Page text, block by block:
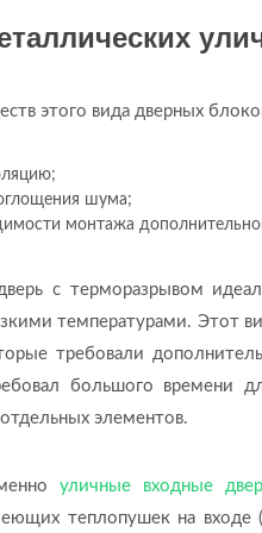
этого вида дверных
шума;
монтажа
с терморазрывом
температурами. Этот
требовали
большого времени
элементов.
уличные входные
теплопушек на входе